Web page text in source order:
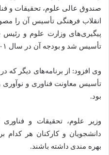
انقلاب فرهنگی تأسیس آن را
پیگیری‌های وزارت علوم و رئیس
تأسیس شد و بودجه آن در سال ۱۴۰۱ مشخص شده است.
وی افزود: از برنامه‌های دیگر
تأسیس معاونت فناوری و نوآوری
بود.
وزیر علوم، تحقیقات و
دانشجویان و کارکنان هر کدام
بهره مندی داشته باشند.